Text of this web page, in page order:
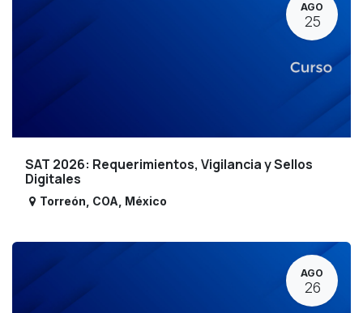
AGO
25
SAT 2026: Requerimientos, Vigilancia y Sellos
Digitales
Torreón COA México
AGO
26